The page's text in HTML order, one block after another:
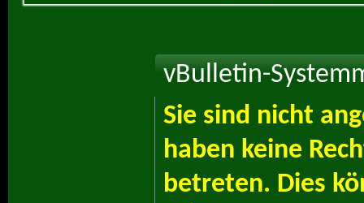
vBulletin-
Sie sind nicht
haben keine
betreten. Dies